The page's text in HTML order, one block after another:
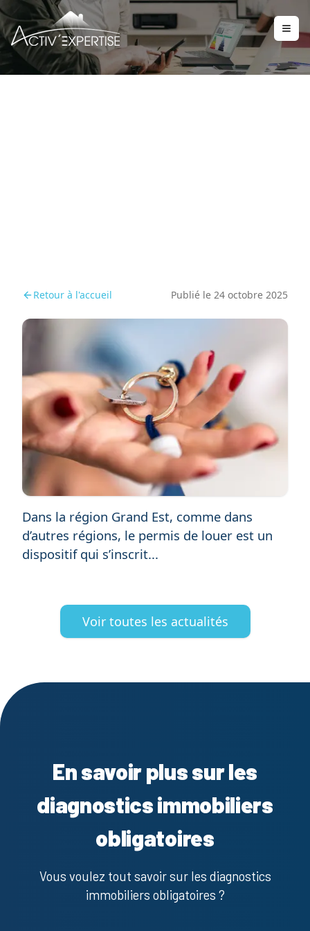
Retour à l'accueil Publié le 24 octobre 2025
Dans la région Grand Est, comme dans
d’autres régions, le permis de louer est un
dispositif qui s’inscrit...
Voir toutes les actualités
En savoir plus sur les
diagnostics immobiliers
obligatoires
Vous voulez tout savoir sur les diagnostics
immobiliers obligatoires ?